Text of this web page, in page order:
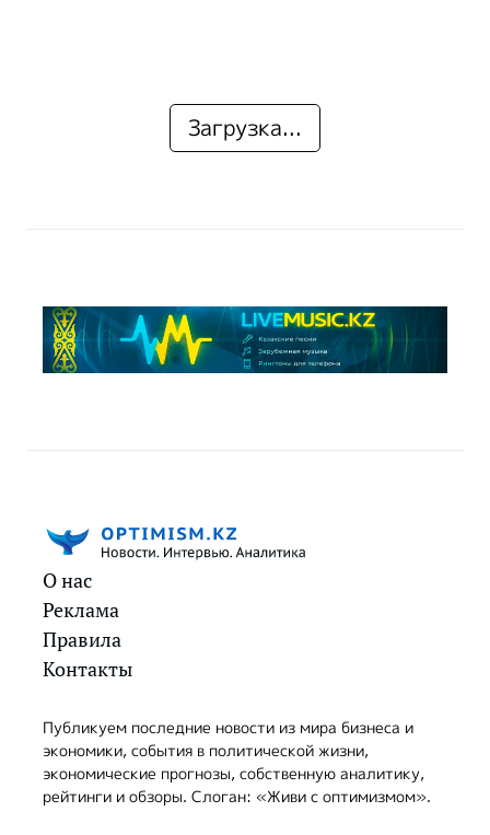
Загрузка...
О нас
Реклама
Правила
Контакты
Публикуем последние новости из мира бизнеса и
экономики, события в политической жизни,
экономические прогнозы, собственную аналитику,
рейтинги и обзоры. Слоган: «Живи с оптимизмом».